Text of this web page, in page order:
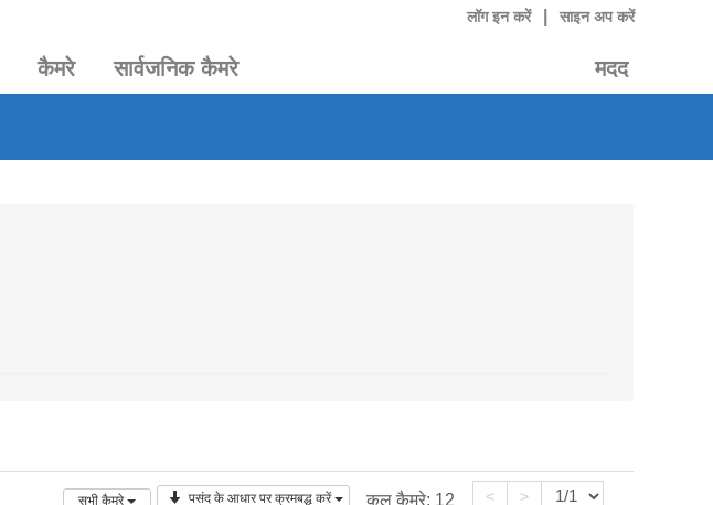
लॉग इन करें साइन अप करें
कैमरे सार्वजनिक कैमरे मदद
सभी कैमरे पसंद के आधार पर क्रमबद्ध करें कुल कैमरे: 12 < >